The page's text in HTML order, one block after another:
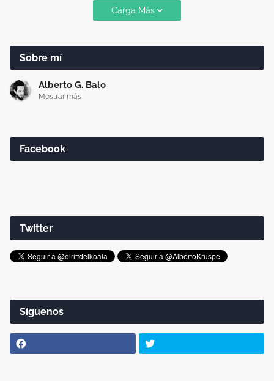
Carga Más
Sobre mí
Alberto G. Balo
Mostrar más
Facebook
Twitter
Síguenos